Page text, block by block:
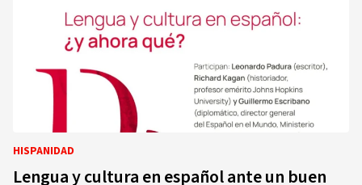
HISPANIDAD
Lengua y cultura en español ante un buen